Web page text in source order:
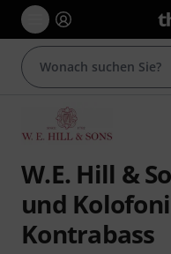
W.E. Hill &
und
Kontrabass